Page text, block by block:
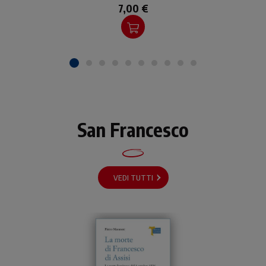
della sua vita. Un testo di
formazione.
7,00 €
San Francesco
VEDI TUTTI